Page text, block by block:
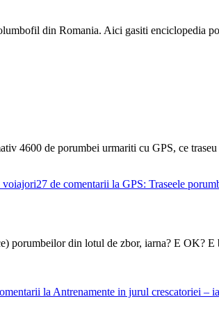
din Romania. Aici gasiti enciclopedia
4600 de porumbei urmariti cu GPS, ce
voiajori27 de comentarii la GPS: Traseele
din lotul de zbor, iarna? E OK?
la Antrenamente in jurul crescatoriei –